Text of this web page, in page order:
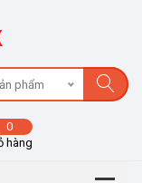
phẩm
0
hàng